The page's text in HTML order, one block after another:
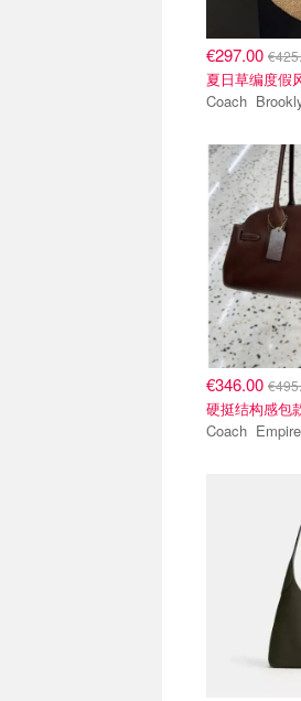
€297.00
夏日草编度假
Coach
€346.00
硬挺结构感包
Coach